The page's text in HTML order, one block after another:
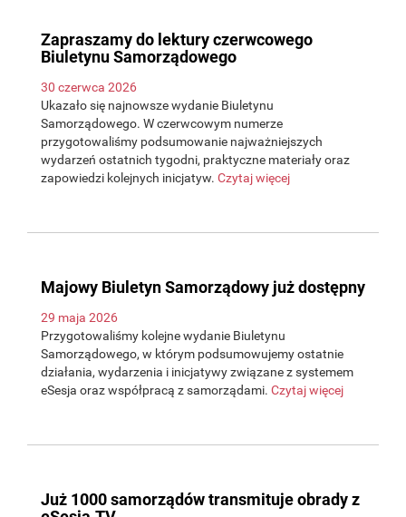
Zapraszamy do lektury czerwcowego
Biuletynu Samorządowego
30 czerwca 2026
Ukazało się najnowsze wydanie Biuletynu
Samorządowego. W czerwcowym numerze
przygotowaliśmy podsumowanie najważniejszych
wydarzeń ostatnich tygodni, praktyczne materiały oraz
zapowiedzi kolejnych inicjatyw. Czytaj więcej
Majowy Biuletyn Samorządowy już dostępny
29 maja 2026
Przygotowaliśmy kolejne wydanie Biuletynu
Samorządowego, w którym podsumowujemy ostatnie
działania, wydarzenia i inicjatywy związane z systemem
eSesja oraz współpracą z samorządami. Czytaj więcej
Już 1000 samorządów transmituje obrady z